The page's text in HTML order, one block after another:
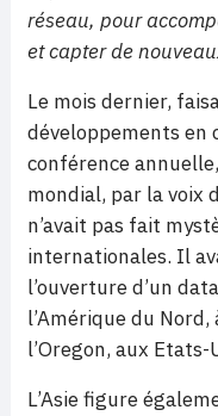
réseau, pour
et capter de
Le mois dernier,
développements en
conférence
mondial, par la voix
n’avait pas fait
internationales. Il
l’ouverture d’un
l’Amérique du Nord,
l’Oregon, aux Etats-
L’Asie figure